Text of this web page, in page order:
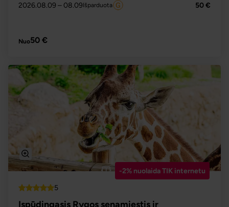
2026.08.09 – 08.09Išparduota 50 €
Nuo50 €
-2% nuolaida TIK internetu
5
Įspūdingasis Rygos senamiestis ir